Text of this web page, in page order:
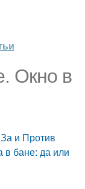
Окно в
и Против
в бане: да или